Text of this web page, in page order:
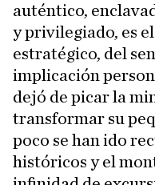
auténtico,
y privilegiado, es
estratégico, del
implicación
dejó de picar la
transformar su
poco se han ido
históricos y el